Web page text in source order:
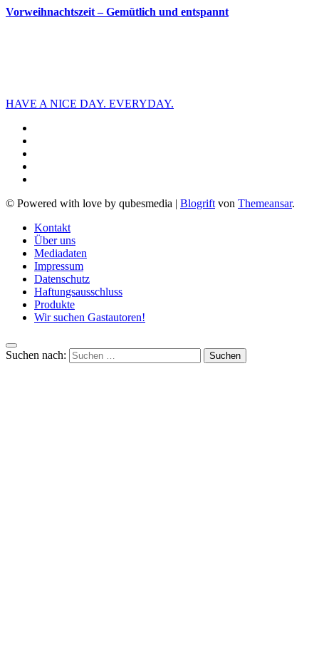
Vorweihnachtszeit – Gemütlich und entspannt
HAVE A NICE DAY. EVERYDAY.
© Powered with love by qubesmedia | Blogrift von Themeansar.
Kontakt
Über uns
Mediadaten
Impressum
Datenschutz
Haftungsausschluss
Produkte
Wir suchen Gastautoren!
Suchen nach: